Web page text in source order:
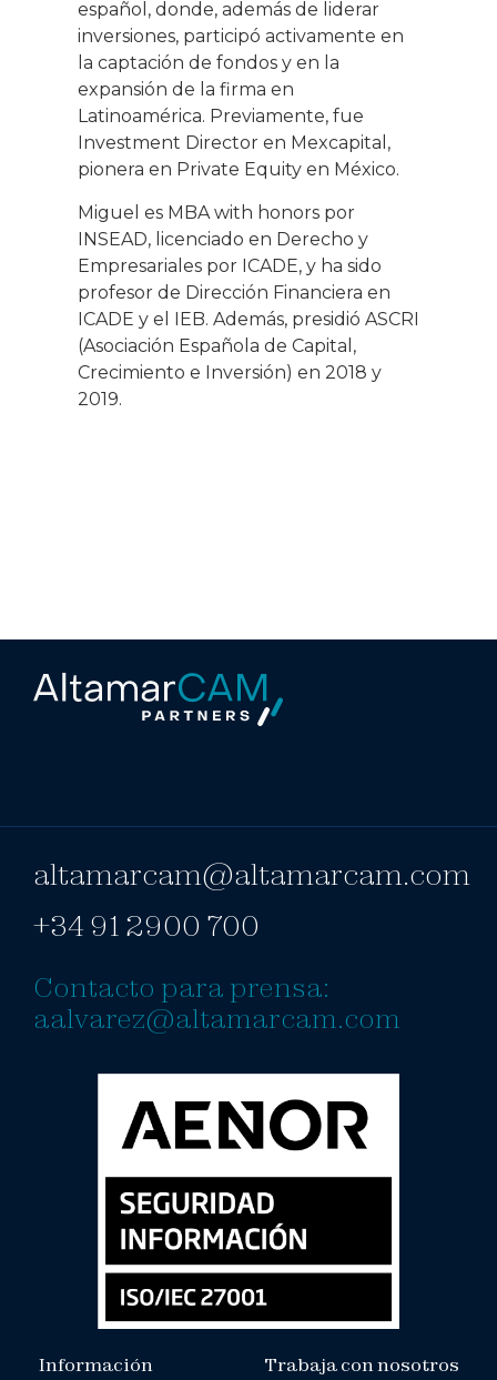
español, donde, además de liderar
inversiones, participó activamente en
la captación de fondos y en la
expansión de la firma en
Latinoamérica. Previamente, fue
Investment Director en Mexcapital,
pionera en Private Equity en México.
Miguel es MBA with honors por
INSEAD, licenciado en Derecho y
Empresariales por ICADE, y ha sido
profesor de Dirección Financiera en
ICADE y el IEB. Además, presidió ASCRI
(Asociación Española de Capital,
Crecimiento e Inversión) en 2018 y
2019.
altamarcam@altamarcam.com
+34 91 2900 700
Contacto para prensa:
aalvarez@altamarcam.com
Información Trabaja con nosotros